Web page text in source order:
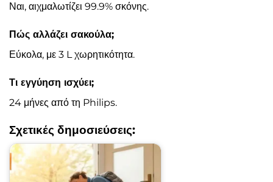
Ναι, αιχμαλωτίζει 99.9% σκόνης.
Πώς αλλάζει σακούλα;
Εύκολα, με 3 L χωρητικότητα.
Τι εγγύηση ισχύει;
24 μήνες από τη Philips.
Σχετικές δημοσιεύσεις: